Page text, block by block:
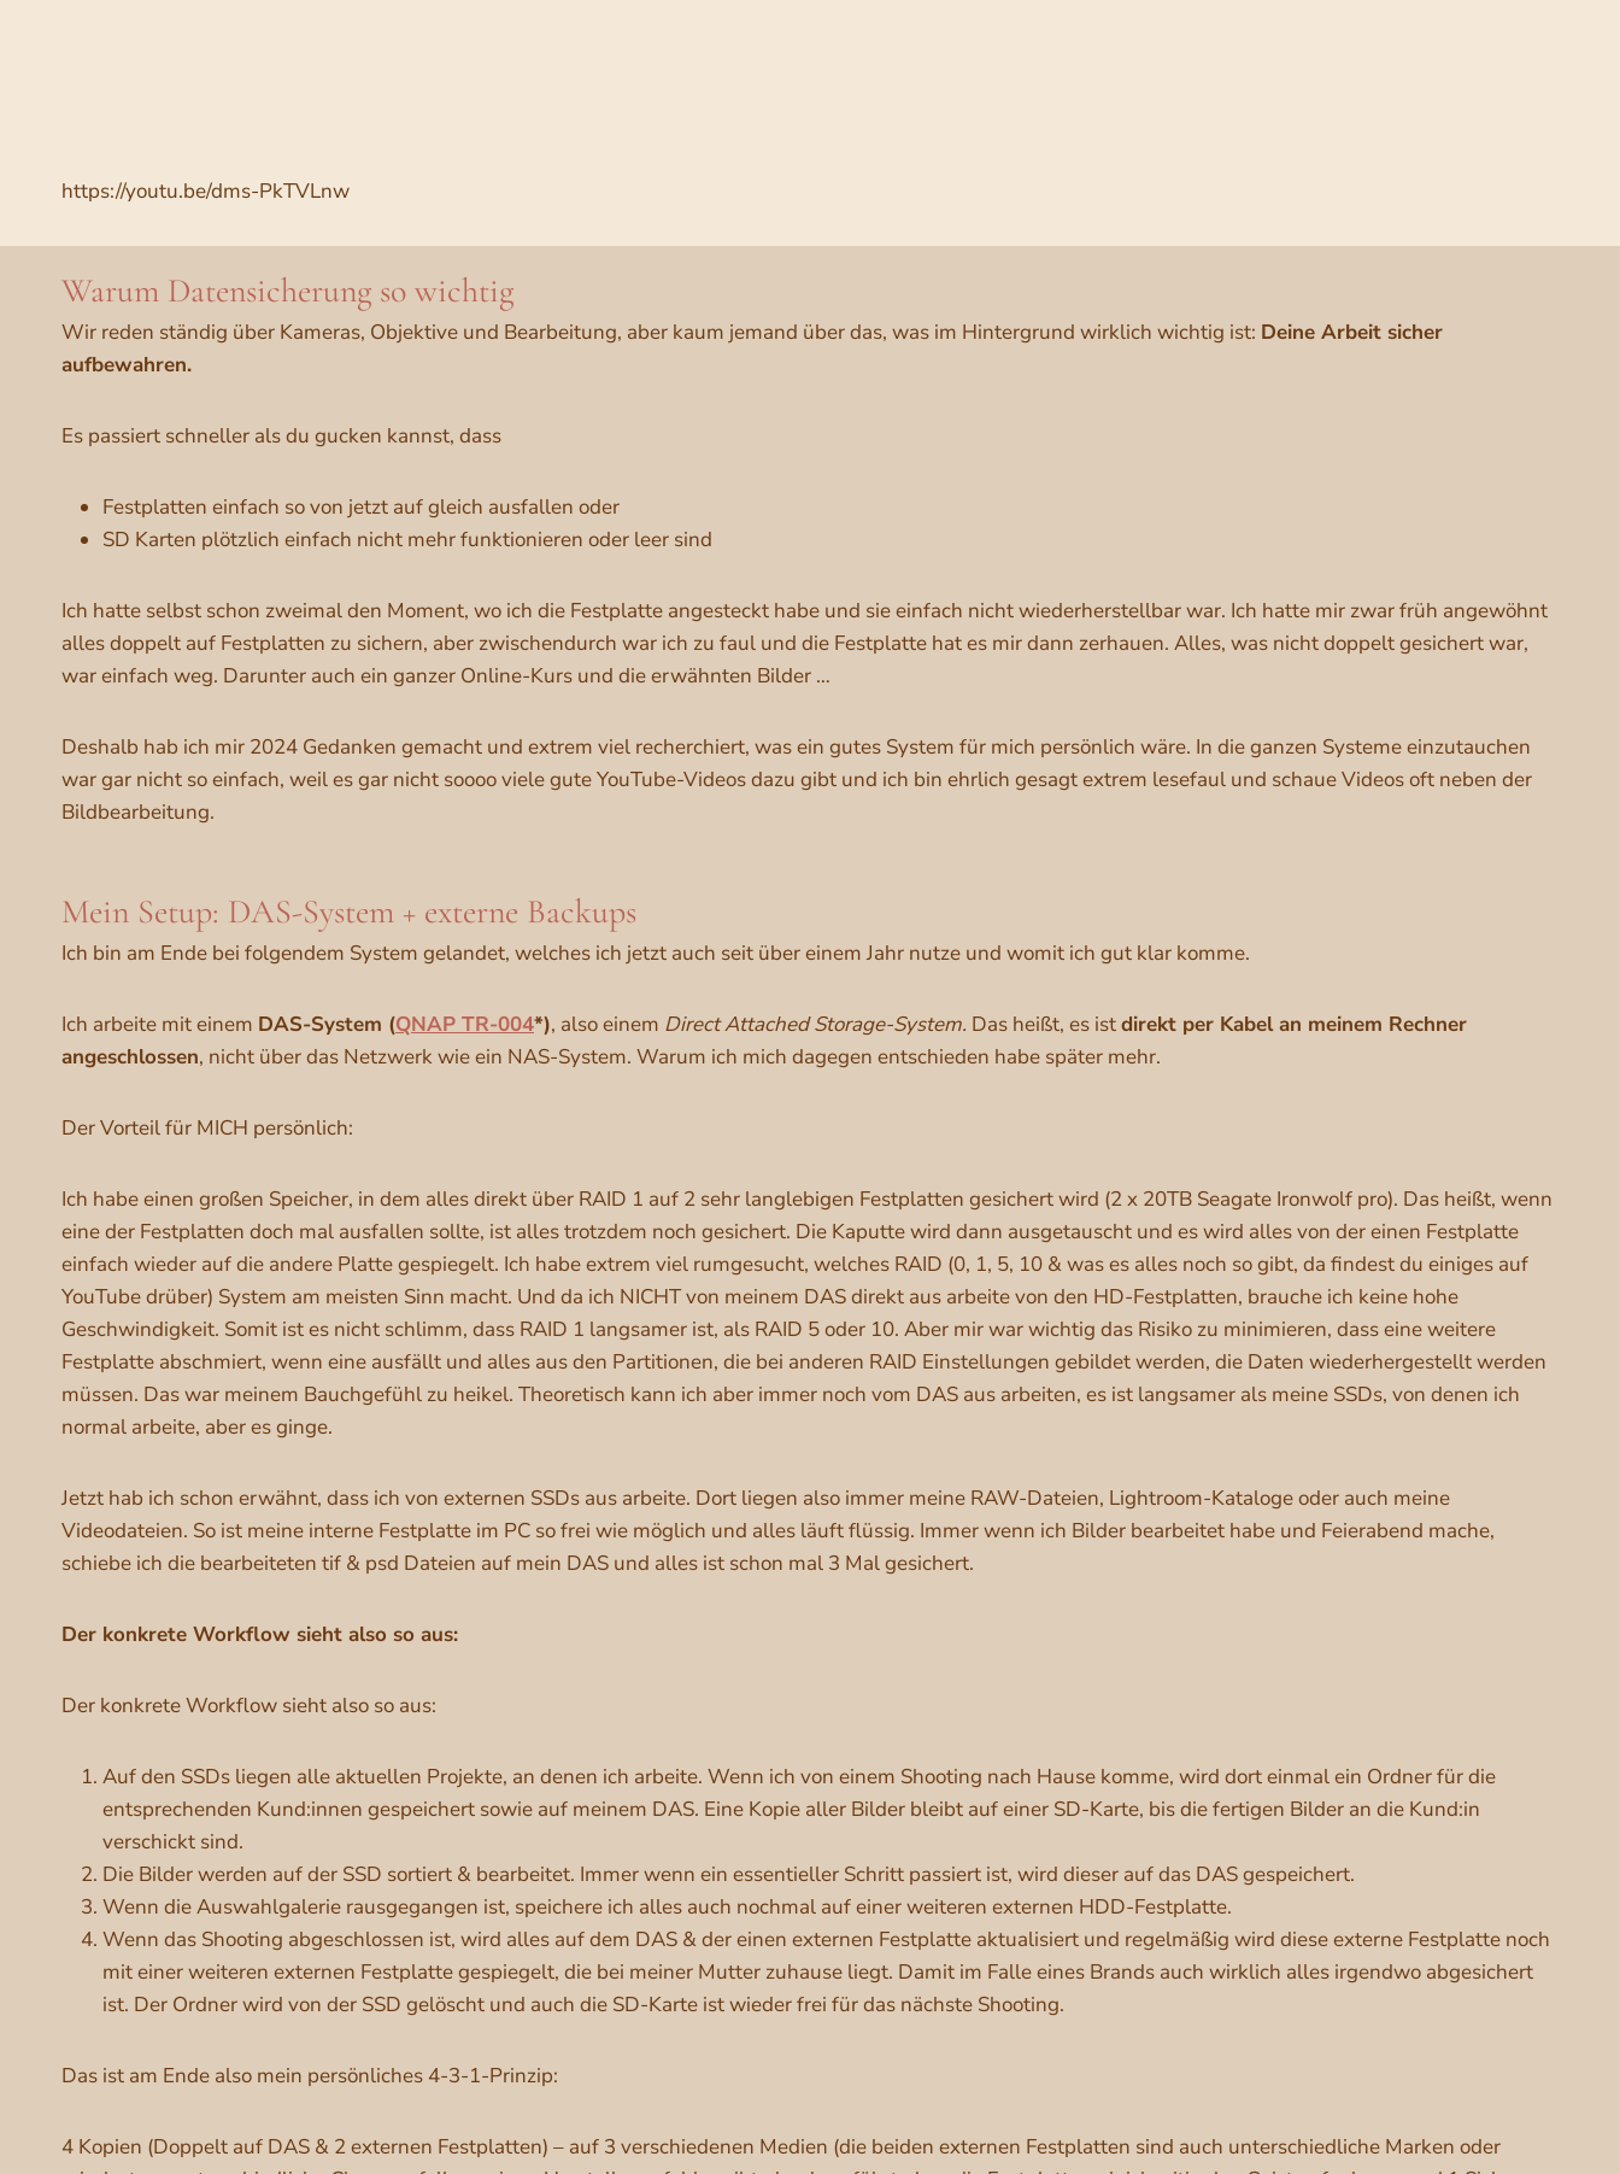
https://youtu.be/dms-PkTVLnw
Warum Datensicherung so wichtig
Wir reden ständig über Kameras, Objektive und Bearbeitung, aber kaum jemand über das, was im Hintergrund wirklich wichtig ist: Deine Arbeit sicher
aufbewahren.
Es passiert schneller als du gucken kannst, dass
Festplatten einfach so von jetzt auf gleich ausfallen oder
SD Karten plötzlich einfach nicht mehr funktionieren oder leer sind
Ich hatte selbst schon zweimal den Moment, wo ich die Festplatte angesteckt habe und sie einfach nicht wiederherstellbar war. Ich hatte mir zwar früh angewöhnt
alles doppelt auf Festplatten zu sichern, aber zwischendurch war ich zu faul und die Festplatte hat es mir dann zerhauen. Alles, was nicht doppelt gesichert war,
war einfach weg. Darunter auch ein ganzer Online-Kurs und die erwähnten Bilder …
Deshalb hab ich mir 2024 Gedanken gemacht und extrem viel recherchiert, was ein gutes System für mich persönlich wäre. In die ganzen Systeme einzutauchen
war gar nicht so einfach, weil es gar nicht soooo viele gute YouTube-Videos dazu gibt und ich bin ehrlich gesagt extrem lesefaul und schaue Videos oft neben der
Bildbearbeitung.
Mein Setup: DAS-System + externe Backups
Ich bin am Ende bei folgendem System gelandet, welches ich jetzt auch seit über einem Jahr nutze und womit ich gut klar komme.
Ich arbeite mit einem DAS-System (QNAP TR-004*), also einem Direct Attached Storage-System. Das heißt, es istdirekt per Kabel an meinem Rechner
angeschlossen, nicht über das Netzwerk wie ein NAS-System. Warum ich mich dagegen entschieden habe später mehr.
Der Vorteil für MICH persönlich:
Ich habe einen großen Speicher, in dem alles direkt über RAID 1 auf 2 sehr langlebigen Festplatten gesichert wird (2 x 20TB Seagate Ironwolf pro). Das heißt, wenn
eine der Festplatten doch mal ausfallen sollte, ist alles trotzdem noch gesichert. Die Kaputte wird dann ausgetauscht und es wird alles von der einen Festplatte
einfach wieder auf die andere Platte gespiegelt. Ich habe extrem viel rumgesucht, welches RAID (0, 1, 5, 10 & was es alles noch so gibt, da findest du einiges auf
YouTube drüber) System am meisten Sinn macht. Und da ich NICHT von meinem DAS direkt aus arbeite von den HD-Festplatten, brauche ich keine hohe
Geschwindigkeit. Somit ist es nicht schlimm, dass RAID 1 langsamer ist, als RAID 5 oder 10. Aber mir war wichtig das Risiko zu minimieren, dass eine weitere
Festplatte abschmiert, wenn eine ausfällt und alles aus den Partitionen, die bei anderen RAID Einstellungen gebildet werden, die Daten wiederhergestellt werden
müssen. Das war meinem Bauchgefühl zu heikel. Theoretisch kann ich aber immer noch vom DAS aus arbeiten, es ist langsamer als meine SSDs, von denen ich
normal arbeite, aber es ginge.
Jetzt hab ich schon erwähnt, dass ich von externen SSDs aus arbeite. Dort liegen also immer meine RAW-Dateien, Lightroom-Kataloge oder auch meine
Videodateien. So ist meine interne Festplatte im PC so frei wie möglich und alles läuft flüssig. Immer wenn ich Bilder bearbeitet habe und Feierabend mache,
schiebe ich die bearbeiteten tif & psd Dateien auf mein DAS und alles ist schon mal 3 Mal gesichert.
Der konkrete Workflow sieht also so aus:
Der konkrete Workflow sieht also so aus:
Auf den SSDs liegen alle aktuellen Projekte, an denen ich arbeite. Wenn ich von einem Shooting nach Hause komme, wird dort einmal ein Ordner für die
entsprechenden Kund:innen gespeichert sowie auf meinem DAS. Eine Kopie aller Bilder bleibt auf einer SD-Karte, bis die fertigen Bilder an die Kund:in
verschickt sind.
Die Bilder werden auf der SSD sortiert & bearbeitet. Immer wenn ein essentieller Schritt passiert ist, wird dieser auf das DAS gespeichert.
Wenn die Auswahlgalerie rausgegangen ist, speichere ich alles auch nochmal auf einer weiteren externen HDD-Festplatte.
Wenn das Shooting abgeschlossen ist, wird alles auf dem DAS & der einen externen Festplatte aktualisiert und regelmäßig wird diese externe Festplatte noch
mit einer weiteren externen Festplatte gespiegelt, die bei meiner Mutter zuhause liegt. Damit im Falle eines Brands auch wirklich alles irgendwo abgesichert
ist. Der Ordner wird von der SSD gelöscht und auch die SD-Karte ist wieder frei für das nächste Shooting.
Das ist am Ende also mein persönliches 4-3-1-Prinzip:
4 Kopien (Doppelt auf DAS & 2 externen Festplatten) – auf 3 verschiedenen Medien (die beiden externen Festplatten sind auch unterschiedliche Marken oder